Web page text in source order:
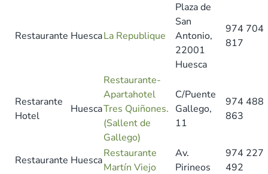
Restaurante HuescaLa Republique
Plaza de
San
Antonio,
22001
Huesca
974 704
817
Restarante
Hotel
Huesca
Restaurante-
Apartahotel
Tres Quiñones.
(Sallent de
Gallego)
C/Puente
Gallego,
11
974 488
863
Restaurante Huesca
Restaurante
Martín Viejo
Av.
Pirineos
974 227
492